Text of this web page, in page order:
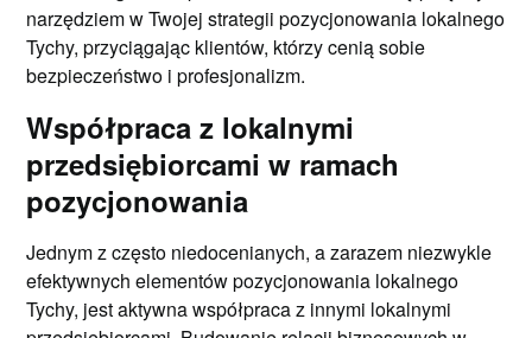
narzędziem w Twojej strategii pozycjonowania lokalnego
Tychy, przyciągając klientów, którzy cenią sobie
bezpieczeństwo i profesjonalizm.
Współpraca z lokalnymi
przedsiębiorcami w ramach
pozycjonowania
Jednym z często niedocenianych, a zarazem niezwykle
efektywnych elementów pozycjonowania lokalnego
Tychy, jest aktywna współpraca z innymi lokalnymi